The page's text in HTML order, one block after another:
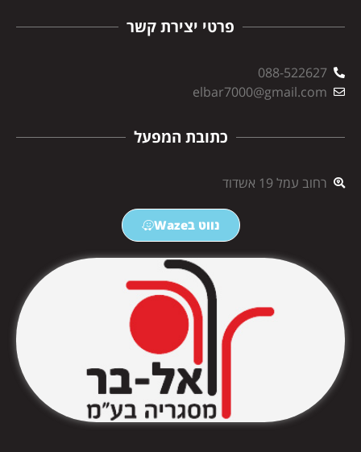
פרטי יצירת קשר
088-522627
elbar7000@gmail.com
כתובת המפעל
רחוב עמל 19 אשדוד
נווט בWaze